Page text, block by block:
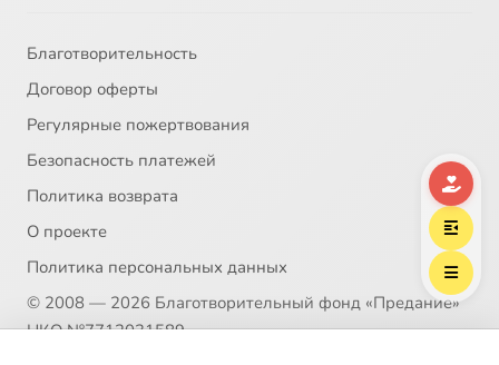
Благотворительность
Договор оферты
Регулярные пожертвования
Безопасность платежей
Политика возврата
О проекте
Политика персональных данных
© 2008 — 2026 Благотворительный фонд «Предание»
НКО №7712031589